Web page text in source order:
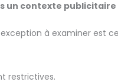
un contexte publicitaire
à examiner est
restrictives.